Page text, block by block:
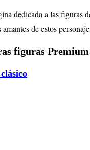
dedicada a las
de estos
figuras Premium